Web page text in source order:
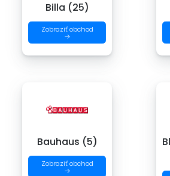
Billa (25)
Zobraziť obchod
→
Bauhaus (5)
Zobraziť obchod
→